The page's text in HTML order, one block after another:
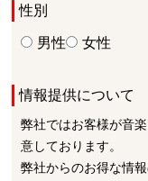
性別
男性
女性
情報提供について
弊社ではお客様が音
意しております。
弊社からのお得な情